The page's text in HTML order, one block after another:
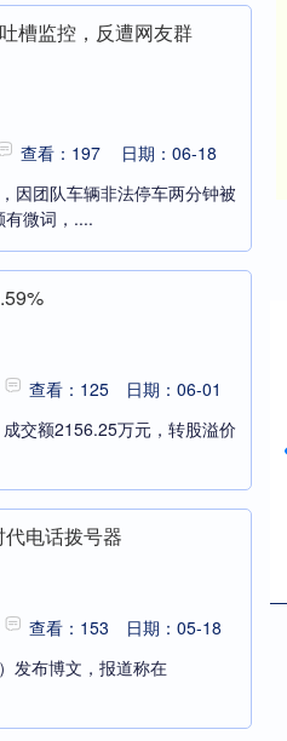
槽监控，反遭网友群
查看：197
日期：06-18
因团队车辆非法停车两分钟被
微词，....
查看：125
日期：06-01
交额2156.25万元，转股溢价
电话拨号器
查看：153
日期：05-18
发布博文，报道称在